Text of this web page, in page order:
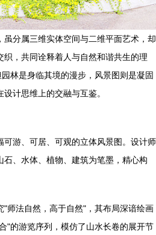
虽分属三维实体空间与二维平面艺术，却
，共同诠释着人与自然和谐共生的理
林是身临其境的漫步，风景图则是凝固
计思维上的交融与互鉴。
游、可居、可观的立体风景图。设计师
、水体、植物、建筑为笔墨，精心构
"师法自然，高于自然"，其布局深谙绘画
"的游览序列，模仿了山水长卷的展开节